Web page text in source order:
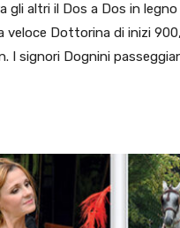
gli altri il Dos a Dos in
veloce Dottorina di inizi
I signori Dognini